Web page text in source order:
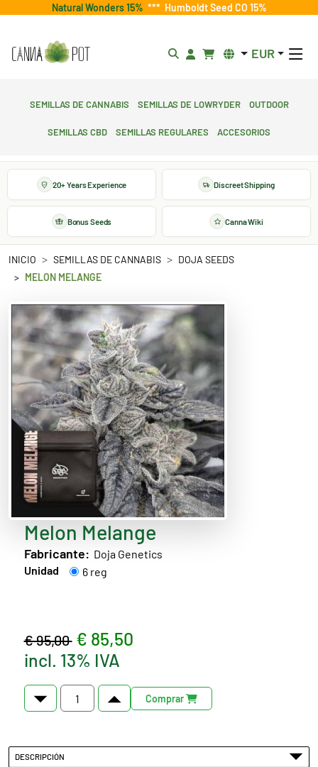
Natural Wonders 15% *** Humboldt Seed CO 15%
EUR
Semillas de cannabis Semillas de lowryder Outdoor
Semillas CBD Semillas regulares Accesorios
20+ Years Experience Discreet Shipping
Bonus Seeds Canna Wiki
INICIO SEMILLAS DE CANNABIS
DOJA SEEDS
MELON MELANGE
Melon Melange
Fabricante: Doja Genetics
Unidad
6 reg
€ 95,00 € 85,50
incl. 13% IVA
Comprar
DESCRIPCIÓN